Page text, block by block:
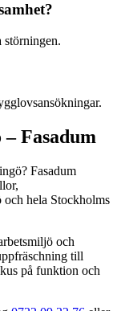
störningen.
– Fasadum
? Fasadum
och hela Stockholms
och
till
på funktion och